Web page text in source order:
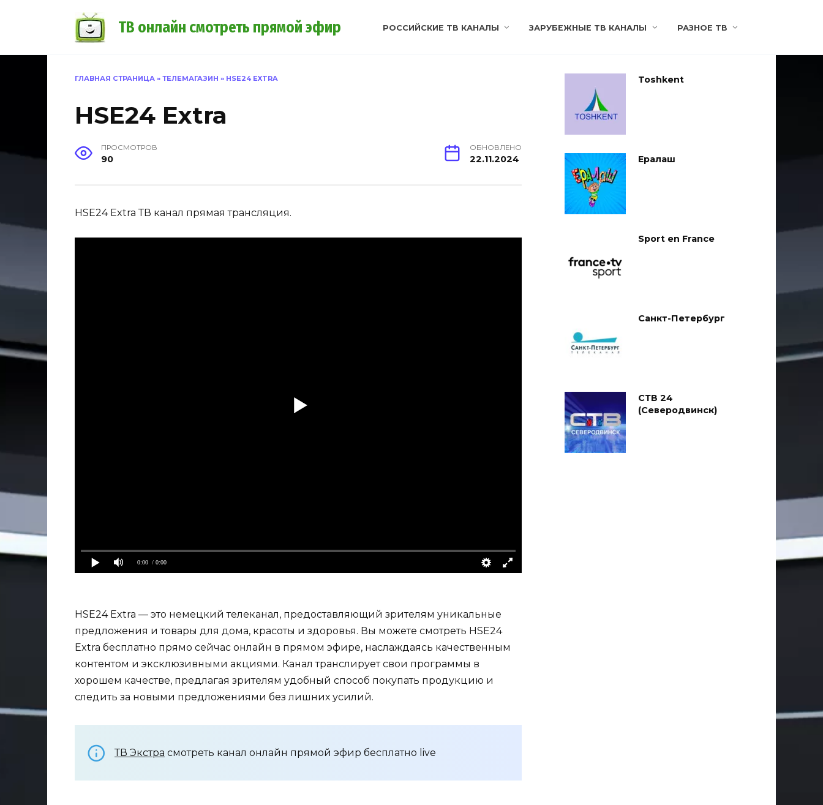
ТВ онлайн смотреть прямой эфир РОССИЙСКИЕ ТВ КАНАЛЫ ЗАРУБЕЖНЫЕ ТВ КАНАЛЫ РАЗНОЕ ТВ
ГЛАВНАЯ СТРАНИЦА » ТЕЛЕМАГАЗИН » HSE24 EXTRA
HSE24 Extra
ПРОСМОТРОВ
90
ОБНОВЛЕНО
22.11.2024
HSE24 Extra ТВ канал прямая трансляция.
0:00 / 0:00
HSE24 Extra — это немецкий телеканал, предоставляющий зрителям уникальные
предложения и товары для дома, красоты и здоровья. Вы можете смотреть HSE24
Extra бесплатно прямо сейчас онлайн в прямом эфире, наслаждаясь качественным
контентом и эксклюзивными акциями. Канал транслирует свои программы в
хорошем качестве, предлагая зрителям удобный способ покупать продукцию и
следить за новыми предложениями без лишних усилий.
ТВ Экстра смотреть канал онлайн прямой эфир бесплатно live
Toshkent
Ералаш
Sport en France
Санкт-Петербург
СТВ 24
(Северодвинск)